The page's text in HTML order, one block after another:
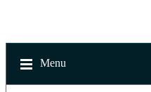
Menu